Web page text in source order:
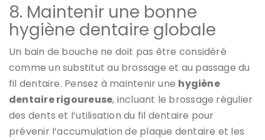
8. Maintenir une bonne
hygiène dentaire globale
Un bain de bouche ne doit pas être considéré
comme un substitut au brossage et au passage du
fil dentaire. Pensez à maintenir une hygiène
dentaire rigoureuse, incluant le brossage régulier
des dents et l’utilisation du fil dentaire pour
prévenir l’accumulation de plaque dentaire et les